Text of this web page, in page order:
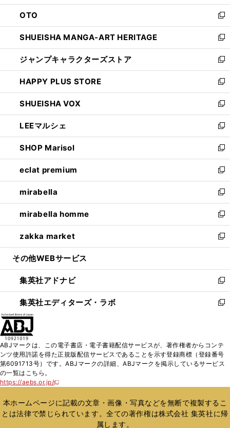
ウ
で
開
く
ン
ド
ウ
で
開
く
OTO
新
し
い
ウ
ィ
ン
ド
ウ
で
開
く
SHUEISHA MANGA-ART HERITAGE
新
し
い
ウ
ィ
ン
ド
ウ
で
開
く
ジャンプキャラクターズストア
新
し
い
ウ
ィ
ン
ド
ウ
で
開
く
HAPPY PLUS STORE
新
し
い
ウ
ィ
ン
ド
ウ
で
開
く
SHUEISHA VOX
新
し
い
ウ
ィ
ン
ド
ウ
で
開
く
LEEマルシェ
新
し
い
ウ
ィ
ン
ド
ウ
で
開
く
SHOP Marisol
新
し
い
ウ
ィ
ン
ド
ウ
で
開
eclat premium
新
し
い
ウ
ィ
ン
ド
ウ
開
く
mirabella
新
し
い
ウ
ィ
ン
ウ
で
開
く
mirabella homme
新
し
い
ウ
ン
ド
ウ
で
zakka market
新
し
ウ
ィ
ン
ド
く
その他WEBサービス
集英社アドナビ
新
し
い
ド
ウ
で
集英社エディターズ・ラボ
新
ィ
ン
ド
開
く
ABJマークは、この電子書店・電子書籍配信サービスが、著作権者からコンテ
ンツ使用許諾を得た正規版配信サービスであることを示す登録商標（登録番号
第6091713号）です。ABJマークの詳細、ABJマークを掲示しているサービス
の一覧はこちら。
https://aebs.or.jp/
新
い
ウ
ィ
本ホームページに記載の文章・画像・写真などを無断で複製するこ
とは法律で禁じられています。全ての著作権は株式会社 集英社に帰
属します。